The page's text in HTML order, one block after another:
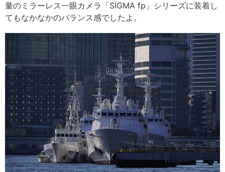
量のミラーレス一眼カメラ「SIGMA fp」シリーズに装着し
てもなかなかのバランス感でしたよ。